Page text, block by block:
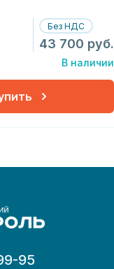
Без НДС
43 700 руб.
В наличии
95